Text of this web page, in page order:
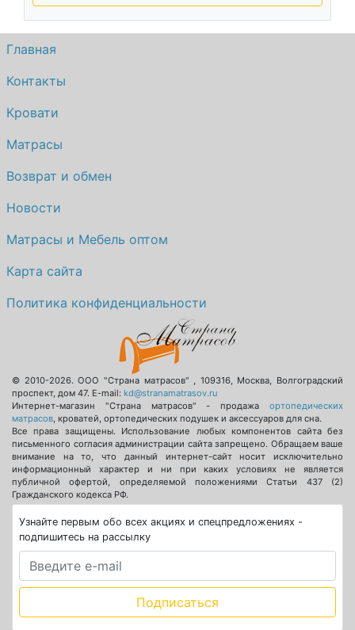
Главная
Контакты
Кровати
Матрасы
Возврат и обмен
Новости
Матрасы и Мебель оптом
Карта сайта
Политика конфиденциальности
© 2010-2026.ООО "Страна матрасов" , 109316, Москва, Волгоградский
проспект, дом 47. E-mail: kd@stranamatrasov.ru
Интернет-магазин "Страна матрасов" - продажа ортопедических
матрасов, кроватей, ортопедических подушек и аксессуаров для сна.
Все права защищены. Использование любых компонентов сайта без
письменного согласия администрации сайта запрещено. Обращаем ваше
внимание на то, что данный интернет-сайт носит исключительно
информационный характер и ни при каких условиях не является
публичной офертой, определяемой положениями Статьи 437 (2)
Гражданского кодекса РФ.
Узнайте первым обо всех акциях и спецпредложениях -
подпишитесь на рассылку